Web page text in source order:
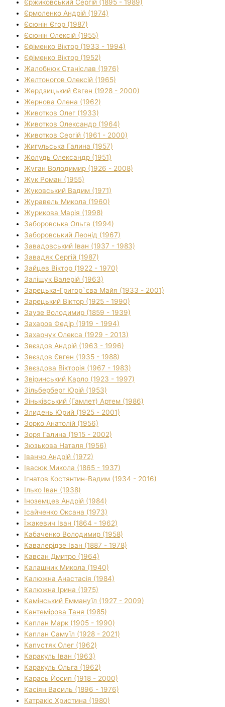
Єржиковський Сергій (1895 - 1989)
Єрмоленко Андрій (1974)
Єсюнін Єгор (1987)
Єсюнін Олексій (1955)
Єфіменко Віктор (1933 - 1994)
Єфіменко Віктор (1952)
Жалобнюк Станіслав (1976)
Желтоногов Олексій (1965)
Жердзицький Євген (1928 - 2000)
Жернова Олена (1962)
Животков Олег (1933)
Животков Олександр (1964)
Животков Сергій (1961 - 2000)
Жигульська Галина (1957)
Жолудь Олександр (1951)
Жуган Володимир (1926 - 2008)
Жук Роман (1955)
Жуковський Вадим (1971)
Журавель Микола (1960)
Журикова Марія (1998)
Заборовська Ольга (1994)
Заборовський Леонід (1967)
Завадовський Іван (1937 - 1983)
Завадяк Сергій (1987)
Зайцев Віктор (1922 - 1970)
Заліщук Валерій (1963)
Зарецька-Григор`єва Майя (1933 - 2001)
Зарецький Віктор (1925 - 1990)
Заузе Володимир (1859 - 1939)
Захаров Федір (1919 - 1994)
Захарчук Олекса (1929 - 2013)
Звєздов Андрій (1963 - 1996)
Звєздов Євген (1935 - 1988)
Звєздова Вікторія (1967 - 1983)
Звіринський Карло (1923 - 1997)
Зільберберг Юрій (1953)
Зіньківський (Гамлет) Артем (1986)
Злидень Юрий (1925 - 2001)
Зорко Анатолій (1956)
Зоря Галина (1915 - 2002)
Зюзькова Наталя (1956)
Іванчо Андрій (1972)
Івасюк Микола (1865 - 1937)
Ігнатов Костянтин-Вадим (1934 - 2016)
Ілько Іван (1938)
Іноземцев Андрій (1984)
Ісайченко Оксана (1973)
Їжакевич Іван (1864 - 1962)
Кабаченко Володимир (1958)
Кавалерідзе Іван (1887 - 1978)
Кавсан Дмитро (1964)
Калашник Микола (1940)
Калюжна Анастасія (1984)
Калюжна Ірина (1975)
Камінський Еммануїл (1927 - 2009)
Кантемірова Таня (1985)
Каплан Марк (1905 - 1990)
Каплан Самуїл (1928 - 2021)
Капустяк Олег (1962)
Каракуль Іван (1963)
Каракуль Ольга (1962)
Карась Йосип (1918 - 2000)
Касіян Василь (1896 - 1976)
Катракіс Христина (1980)